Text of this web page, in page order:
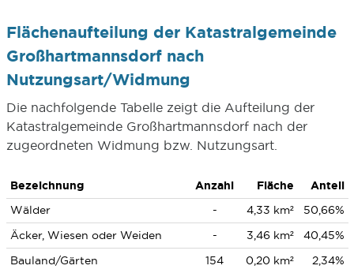
Flächenaufteilung der Katastralgemeinde
Großhartmannsdorf nach
Nutzungsart/Widmung
Die nachfolgende Tabelle zeigt die Aufteilung der
Katastralgemeinde Großhartmannsdorf nach der
zugeordneten Widmung bzw. Nutzungsart.
Bezeichnung Anzahl Fläche
Anteil
Wälder
- 4,33 km²
50,66%
Äcker, Wiesen oder Weiden
- 3,46 km²
40,45%
Bauland/Gärten
154 0,20 km² 2,34%